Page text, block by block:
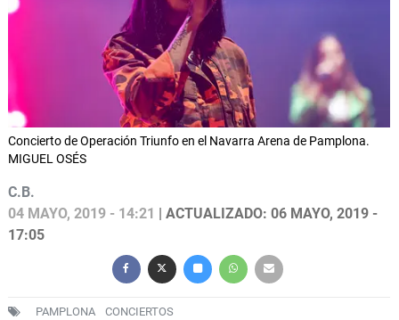
Concierto de Operación Triunfo en el Navarra Arena de Pamplona.
MIGUEL OSÉS
C.B.
04 MAYO, 2019 - 14:21
| ACTUALIZADO: 06 MAYO, 2019 -
17:05
PAMPLONA CONCIERTOS